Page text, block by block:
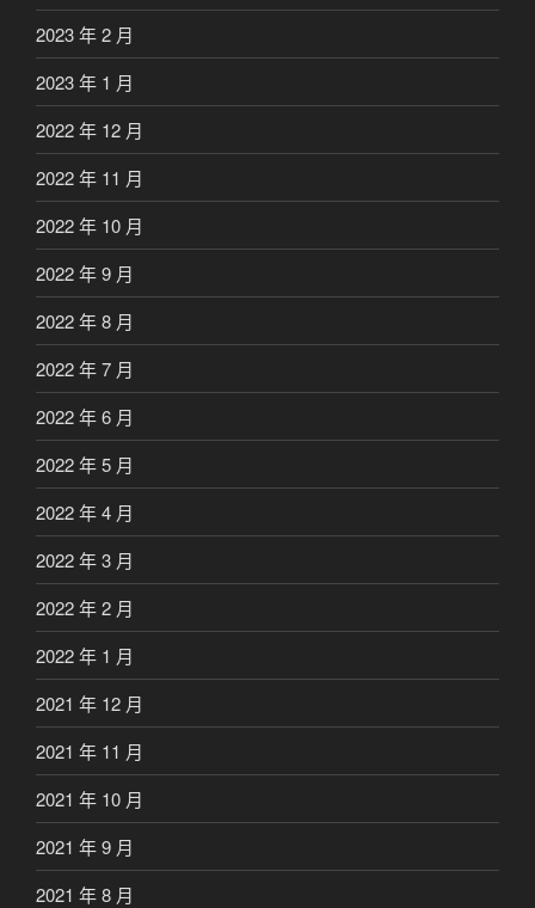
2023 年 2 月
2023 年 1 月
2022 年 12 月
2022 年 11 月
2022 年 10 月
2022 年 9 月
2022 年 8 月
2022 年 7 月
2022 年 6 月
2022 年 5 月
2022 年 4 月
2022 年 3 月
2022 年 2 月
2022 年 1 月
2021 年 12 月
2021 年 11 月
2021 年 10 月
2021 年 9 月
2021 年 8 月